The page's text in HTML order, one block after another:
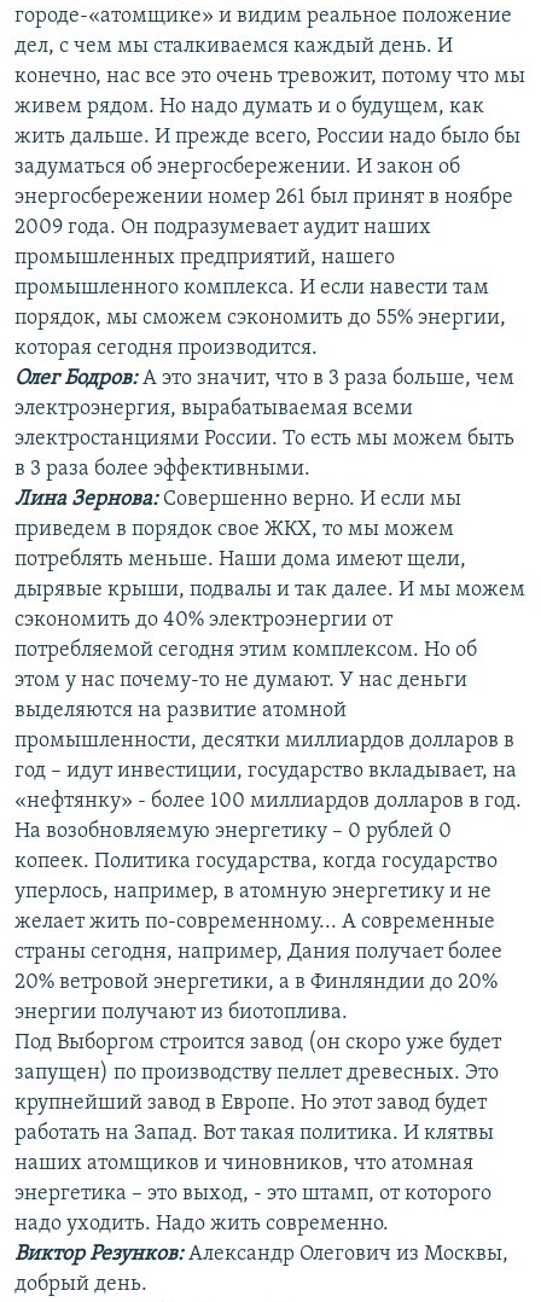
городе-«атомщике» и видим реальное положение
дел, с чем мы сталкиваемся каждый день. И
конечно, нас все это очень тревожит, потому что мы
живем рядом. Но надо думать и о будущем, как
жить дальше. И прежде всего, России надо было бы
задуматься об энергосбережении. И закон об
энергосбережении номер 261 был принят в ноябре
2009 года. Он подразумевает аудит наших
промышленных предприятий, нашего
промышленного комплекса. И если навести там
порядок, мы сможем сэкономить до 55% энергии,
которая сегодня производится.
Олег Бодров:А это значит, что в 3 раза больше, чем
электроэнергия, вырабатываемая всеми
электростанциями России. То есть мы можем быть
в 3 раза более эффективными.
Лина Зернова:Совершенно верно. И если мы
приведем в порядок свое ЖКХ, то мы можем
потреблять меньше. Наши дома имеют щели,
дырявые крыши, подвалы и так далее. И мы можем
сэкономить до 40% электроэнергии от
потребляемой сегодня этим комплексом. Но об
этом у нас почему-то не думают. У нас деньги
выделяются на развитие атомной
промышленности, десятки миллиардов долларов в
год – идут инвестиции, государство вкладывает, на
«нефтянку» - более 100 миллиардов долларов в год.
На возобновляемую энергетику – 0 рублей 0
копеек. Политика государства, когда государство
уперлось, например, в атомную энергетику и не
желает жить по-современному... А современные
страны сегодня, например, Дания получает более
20% ветровой энергетики, а в Финляндии до 20%
энергии получают из биотоплива.
Под Выборгом строится завод (он скоро уже будет
запущен) по производству пеллет древесных. Это
крупнейший завод в Европе. Но этот завод будет
работать на Запад. Вот такая политика. И клятвы
наших атомщиков и чиновников, что атомная
энергетика – это выход, - это штамп, от которого
надо уходить. Надо жить современно.
Виктор Резунков:Александр Олегович из Москвы,
добрый день.